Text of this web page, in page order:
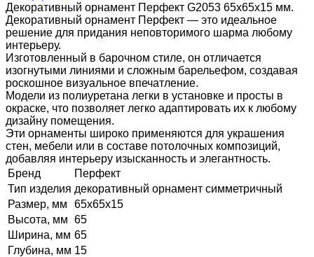
Декоративный орнамент Перфект G2053 65х65х15 мм.
Декоративный орнамент Перфект — это идеальное
решение для придания неповторимого шарма любому
интерьеру.
Изготовленный в барочном стиле, он отличается
изогнутыми линиями и сложным барельефом, создавая
роскошное визуальное впечатление.
Модели из полиуретана легки в установке и просты в
окраске, что позволяет легко адаптировать их к любому
дизайну помещения.
Эти орнаменты широко применяются для украшения
стен, мебели или в составе потолочных композиций,
добавляя интерьеру изысканность и элегантность.
Бренд
Перфект
Тип изделия декоративный орнамент симметричный
Размер, мм
65х65х15
Высота, мм 65
Ширина, мм 65
Глубина, мм 15